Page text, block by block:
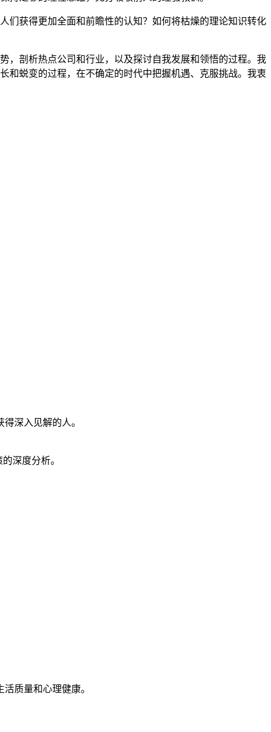
们获得更加全面和前瞻性的认知？如何将枯燥的理论知识转化
，剖析热点公司和行业，以及探讨自我发展和领悟的过程。我
和蜕变的过程，在不确定的时代中把握机遇、克服挑战。我衷
深入见解的人。
深度分析。
质量和心理健康。